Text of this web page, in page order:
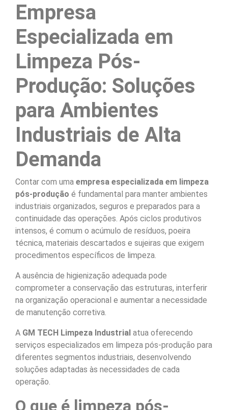
Empresa
Especializada em
Limpeza Pós-
Produção: Soluções
para Ambientes
Industriais de Alta
Demanda
Contar com uma empresa especializada em limpeza
pós-produção é fundamental para manter ambientes
industriais organizados, seguros e preparados para a
continuidade das operações. Após ciclos produtivos
intensos, é comum o acúmulo de resíduos, poeira
técnica, materiais descartados e sujeiras que exigem
procedimentos específicos de limpeza.
A ausência de higienização adequada pode
comprometer a conservação das estruturas, interferir
na organização operacional e aumentar a necessidade
de manutenção corretiva.
A GM TECH Limpeza Industrial atua oferecendo
serviços especializados em limpeza pós-produção para
diferentes segmentos industriais, desenvolvendo
soluções adaptadas às necessidades de cada
operação.
O que é limpeza pós-